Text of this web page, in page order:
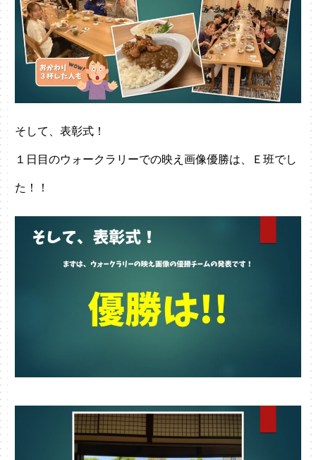
そして、表彰式！
１日目のウォークラリーでの映え画像優勝は、Ｅ班でし
た！！